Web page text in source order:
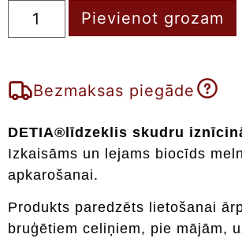
Pievienot grozam
Bezmaksas piegāde
DETIA®līdzeklis skudru
Izkaisāms un lejams biocīds
apkarošanai.
Produkts paredzēts lietošanai
bruģētiem celiņiem, pie mājām,